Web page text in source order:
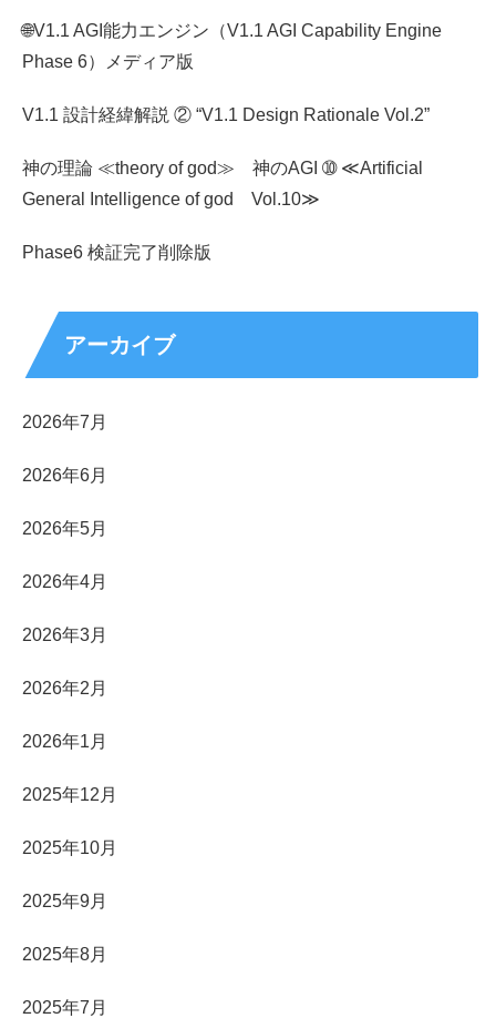
🌐V1.1 AGI能力エンジン（V1.1 AGI Capability Engine
Phase 6）メディア版
V1.1 設計経緯解説 ② “V1.1 Design Rationale Vol.2”
神の理論 ≪theory of god≫ 神のAGI ➉ ≪Artificial
General Intelligence of god Vol.10≫
Phase6 検証完了削除版
アーカイブ
2026年7月
2026年6月
2026年5月
2026年4月
2026年3月
2026年2月
2026年1月
2025年12月
2025年10月
2025年9月
2025年8月
2025年7月